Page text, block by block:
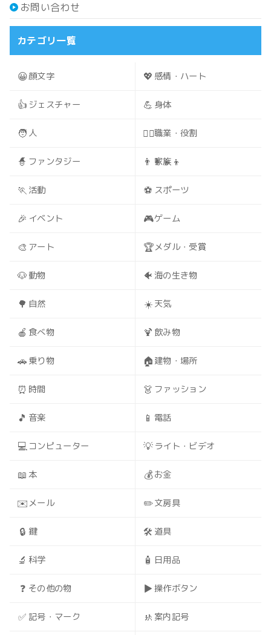
お問い合わせ
カテゴリ一覧
😀顔文字 💖 感情・ハート
👍 ジェスチャー 💪 身体
🧑 人 🧑‍⚕️職業・役割
🧙 ファンタジー 👨‍👩‍👧‍👦
家族
🏃 活動 ⚽ スポーツ
🎉 イベント 🎮ゲーム
🎨 アート 🏆メダル・受賞
🐶 動物 🐠 海の生き物
🌳 自然 ☀️ 天気
🍎 食べ物 🍹 飲み物
🚗 乗り物 🏠 建物・場所
⏰ 時間 👗 ファッション
🎵 音楽 📱 電話
💻 コンピューター 💡 ライト・ビデオ
📖 本 💰お金
✉️ メール ✏️文房具
🔒 鍵 🛠️ 道具
🔬 科学 🧴 日用品
❓ その他の物 ▶️ 操作ボタン
✅ 記号・マーク 🚸 案内記号